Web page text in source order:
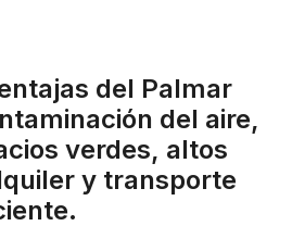
del Palmar
del aire,
verdes, altos
y transporte